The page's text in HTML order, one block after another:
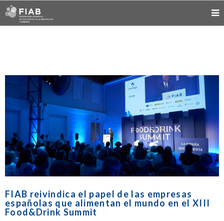
FIAB reivindica el papel de las empresas
españolas que alimentan el mundo en el XIII
Food&Drink Summit